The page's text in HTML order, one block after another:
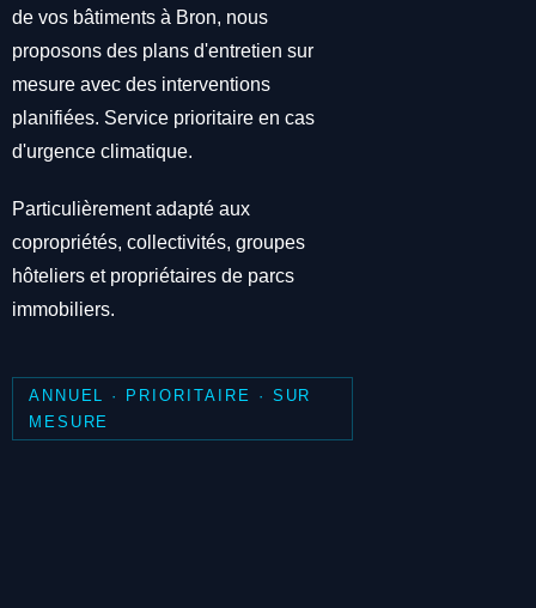
de vos bâtiments à Bron, nous
proposons des plans d'entretien sur
mesure avec des interventions
planifiées. Service prioritaire en cas
d'urgence climatique.
Particulièrement adapté aux
copropriétés, collectivités, groupes
hôteliers et propriétaires de parcs
immobiliers.
ANNUEL · PRIORITAIRE · SUR
MESURE